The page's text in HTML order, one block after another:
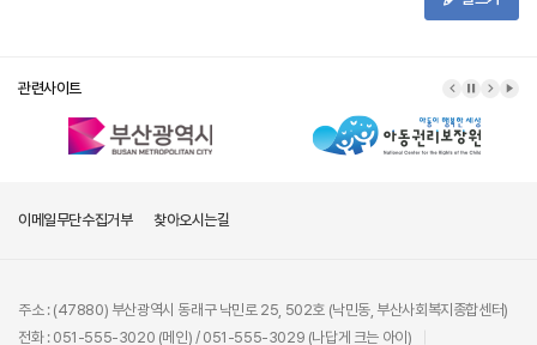
관련사이트
이메일무단수집거부 찾아오시는길
주소 : (47880) 부산광역시 동래구 낙민로 25, 502호 (낙민동, 부산사회복지종합센터)
전화 : 051-555-3020 (메인) / 051-555-3029 (나답게 크는 아이)